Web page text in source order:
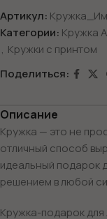
Артикул:
Категории: Кружка
, Кружки с принтом
Поделиться:
Описание
Кружка — это не
отличный способ
идеальный подарок
решением в любой
Кружка-подарок